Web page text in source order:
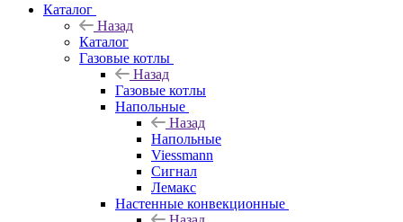
Каталог
Назад
Каталог
Газовые котлы
Назад
Газовые котлы
Напольные
Назад
Напольные
Viessmann
Сигнал
Лемакс
Настенные конвекционные